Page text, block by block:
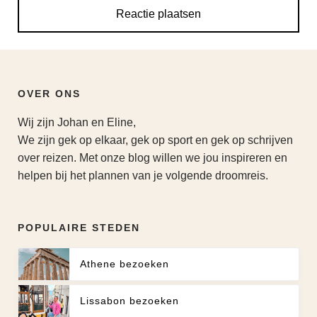
OVER ONS
Wij zijn Johan en Eline,
We zijn gek op elkaar, gek op sport en gek op schrijven
over reizen. Met onze blog willen we jou inspireren en
helpen bij het plannen van je volgende droomreis.
POPULAIRE STEDEN
Athene bezoeken
Lissabon bezoeken